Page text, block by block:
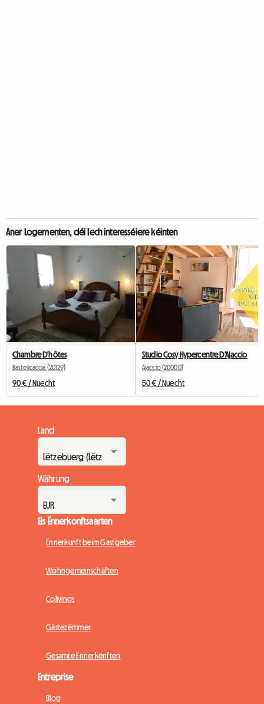
Aner Logementen, déi Iech interesséiere kéinten
Chambre D'hôtes
Bastelicaccia (20129)
90 € / Nuecht
Studio Cosy Hypercentre D'Ajaccio
Ajaccio (20000)
50 € / Nuecht
Land
Währung
Eis Ënnerkonftsaarten
Ënnerkunft beim Gastgeber
Wohngemeinschaften
Colivings
Gästezëmmer
Gesamte Ënnerkënften
Entreprise
Blog